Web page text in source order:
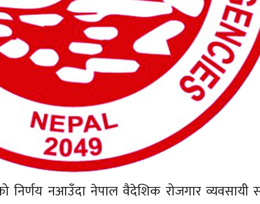
निर्णय नआउँदा नेपाल वैदेशिक रोजगार